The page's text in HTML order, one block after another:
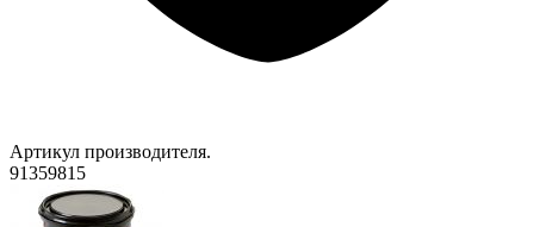
Артикул производителя.
91359815